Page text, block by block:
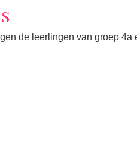
de leerlingen van groep